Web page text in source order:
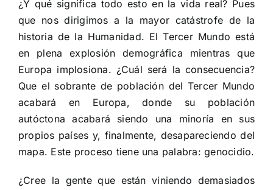
¿Y qué significa todo esto en la vida real? Pues
que nos dirigimos a la mayor catástrofe de la
historia de la Humanidad. El Tercer Mundo está
en plena explosión demográfica mientras que
Europa implosiona. ¿Cuál será la consecuencia?
Que el sobrante de población del Tercer Mundo
acabará en Europa, donde su población
autóctona acabará siendo una minoría en sus
propios países y, finalmente, desapareciendo del
mapa. Este proceso tiene una palabra: genocidio.
¿Cree la gente que están viniendo demasiados